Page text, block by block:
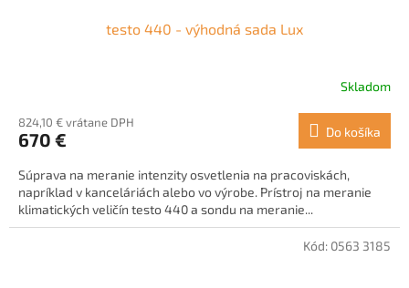
testo 440 - výhodná sada Lux
Skladom
824,10 € vrátane DPH
670 € Do košíka
Súprava na meranie intenzity osvetlenia na pracoviskách,
napríklad v kanceláriách alebo vo výrobe. Prístroj na meranie
klimatických veličín testo 440 a sondu na meranie...
Kód: 0563 3185